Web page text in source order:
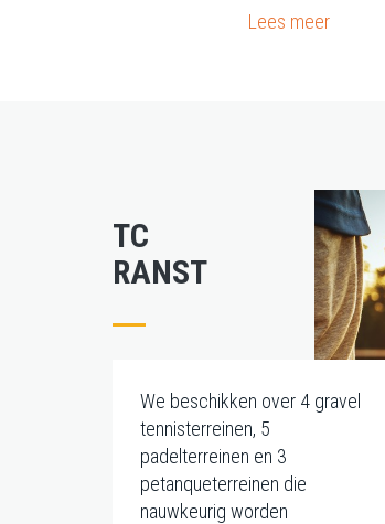
Lees meer
TC
RANST
We beschikken over 4 gravel
tennisterreinen, 5
padelterreinen en 3
petanqueterreinen die
nauwkeurig worden